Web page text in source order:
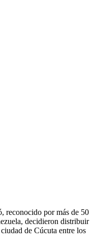
reconocido por más de 50
decidieron distribuir
de Cúcuta entre los